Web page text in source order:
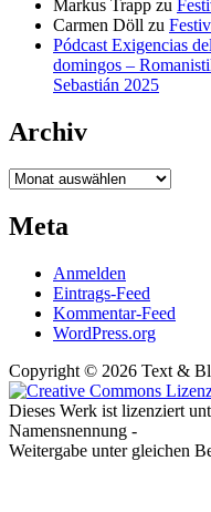
Markus Trapp zu
Carmen Döll zu
Pódcast Exigencias
domingos –
Sebastián 2025
Archiv
Archiv
Meta
Anmelden
Eintrags-Feed
Kommentar-Feed
WordPress.org
Copyright © 2026 Text &
Dieses Werk ist lizenziert
Namensnennung -
Weitergabe unter gleichen